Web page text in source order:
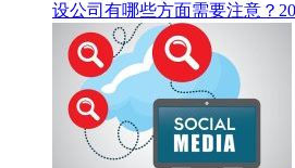
设公司有哪些方面需要注意？